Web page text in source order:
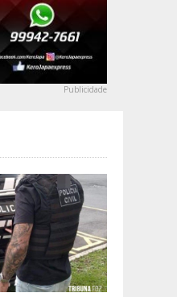
Publicidade